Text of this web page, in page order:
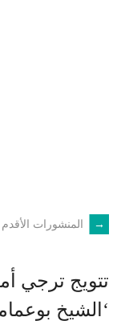
POSTS
← المنشورات الأقدم
تتويج ترجي
‘الشيخ